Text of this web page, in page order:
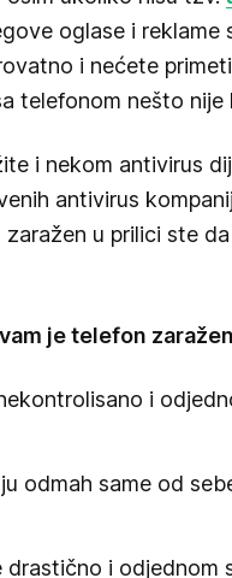
oglase i reklame
i nećete
telefonom nešto nije
i nekom antivirus
antivirus
u prilici ste
je telefon
i
odmah same od
i odjednom